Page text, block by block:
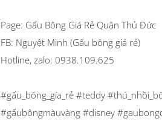
Page: Gấu Bông Giá Rẻ Quận Thủ Đức
FB: Nguyệt Minh (Gấu bông giá rẻ)
Hotline, zalo: 0938.109.625
#gấu_bông_gía_rẻ #teddy
#gấubôngmàuvàng #disney